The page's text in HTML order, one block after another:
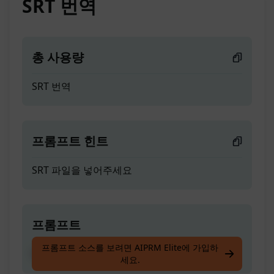
SRT 번역
총 사용량
SRT 번역
프롬프트 힌트
SRT 파일을 넣어주세요
프롬프트
SRT 번역
프롬프트 소스를 보려면 AIPRM Elite에 가입하
세요.